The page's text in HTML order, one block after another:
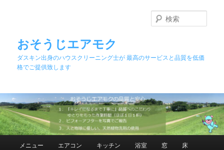
移
動
動
おそうじエアモク
ダスキン出身のハウスクリーニング士が 最高のサービスと品質を低価
格でご提供致します
索
メニュー エアコン キッチン 浴室 窓 床